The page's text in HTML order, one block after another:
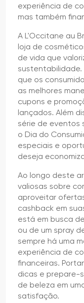
experiência de
mas também
A L'Occitane au
loja de
de vida que
que os
as melhores
cupons e
lançados. Além
série de eventos
o Dia do
especiais e
deseja
Ao longo deste
valiosas sobre
aproveitar
cashback em
está em busca
ou de um spray
sempre há uma
experiência de
financeiras.
dicas e prepare-
de beleza em
satisfação.